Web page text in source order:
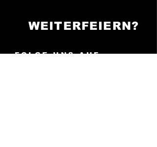
WEITERFEIERN?
FOLGE UNS AUF